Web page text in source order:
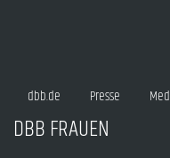
dbb.de Presse
DBB FRAUEN